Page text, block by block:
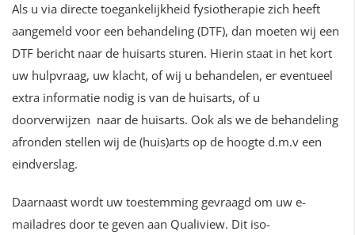
Als u via directe toegankelijkheid fysiotherapie zich heeft
aangemeld voor een behandeling (DTF), dan moeten wij een
DTF bericht naar de huisarts sturen. Hierin staat in het kort
uw hulpvraag, uw klacht, of wij u behandelen, er eventueel
extra informatie nodig is van de huisarts, of u
doorverwijzen naar de huisarts. Ook als we de behandeling
afronden stellen wij de (huis)arts op de hoogte d.m.v een
eindverslag.
Daarnaast wordt uw toestemming gevraagd om uw e-
mailadres door te geven aan Qualiview. Dit iso-